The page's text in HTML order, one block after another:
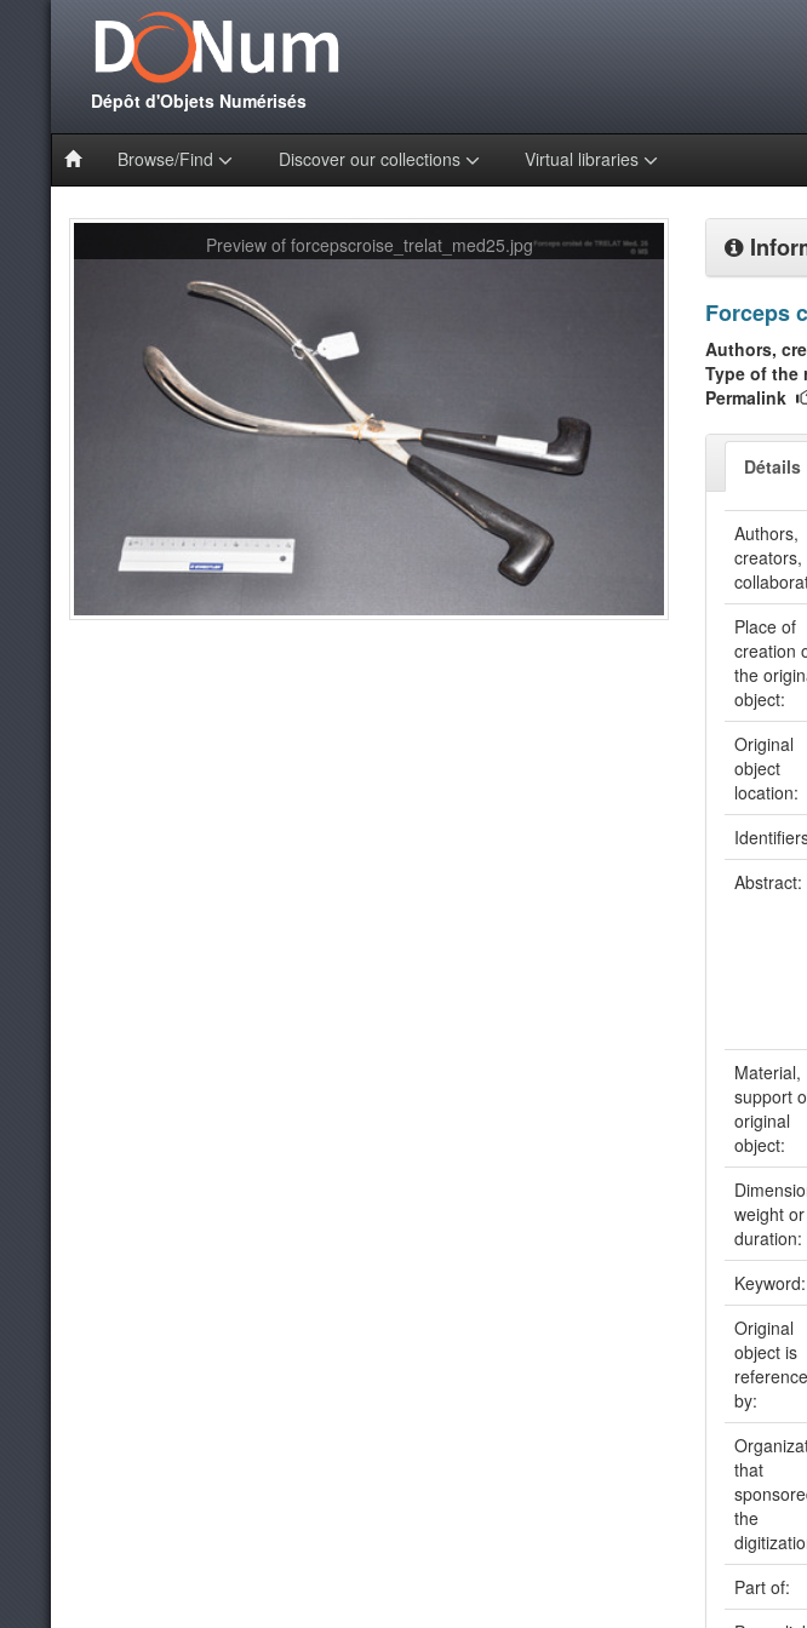
Dépôt d'Objets Numérisés
Browse/Find Discover our collections Virtual libraries
Preview of forcepscroise_trelat_med25.jpg
Forceps
Authors,
Type of the
Permalink
Détails
Authors,
creators,
Place of
creation
the
object:
Original
object
location:
Abstract:
Material,
support
original
object:
weight or
duration:
Keyword:
Original
object is
by:
that
the
Part of: